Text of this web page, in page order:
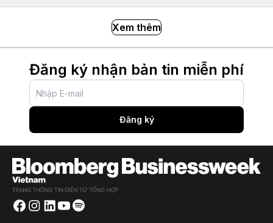
Xem thêm
Đăng ký nhận bản tin miễn phí
Đăng ký